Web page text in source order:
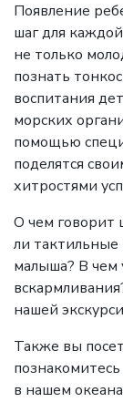
Появление
шаг для
не только
познать
воспитания
морских
помощью
поделятся
хитростями
О чем
ли
малыша? В чем
нашей
Также вы
в нашем